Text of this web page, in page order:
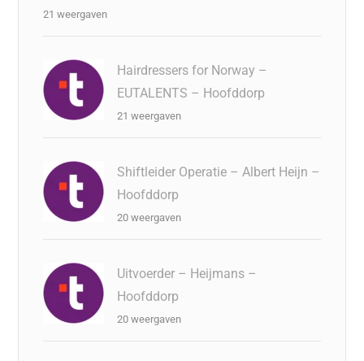
21 weergaven
Hairdressers for Norway –
EUTALENTS – Hoofddorp
21 weergaven
Shiftleider Operatie – Albert Heijn –
Hoofddorp
20 weergaven
Uitvoerder – Heijmans –
Hoofddorp
20 weergaven